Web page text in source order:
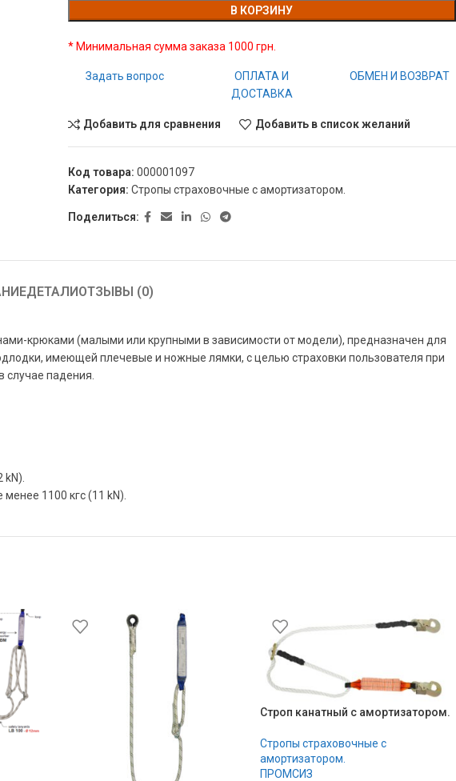
В КОРЗИНУ
* Минимальная сумма заказа 1000 грн.
Задать вопрос
ОПЛАТА И
ДОСТАВКА
ОБМЕН И ВОЗВРАТ
Добавить для сравнения Добавить в список желаний
Код товара: 000001097
Категория: Стропы страховочные с амортизатором.
Поделиться:
ДЕТАЛИОТЗЫВЫ (0)
крюками (малыми или крупными в зависимости от модели), предназначен для
имеющей плечевые и ножные лямки, с целью страховки пользователя при
случае падения.
1100 кгс (11 kN).
Строп канатный с амортизатором.
Стропы страховочные с
амортизатором.
ПРОМСИЗ